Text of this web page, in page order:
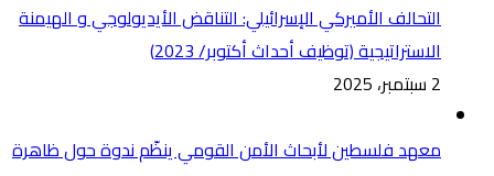
التحالف الأميركي الإسرائيلي: التناقض الأيديولوجي و الهيمنة
الاستراتيجية (توظيف أحداث أكتوبر/ 2023)
2 سبتمبر، 2025
معهد فلسطين لأبحاث الأمن القومي ينظّم ندوة حول ظاهرة